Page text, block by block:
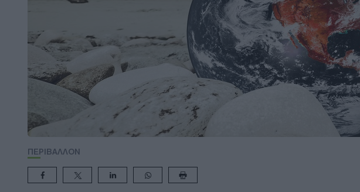
ΠΕΡΙΒΑΛΛΟΝ